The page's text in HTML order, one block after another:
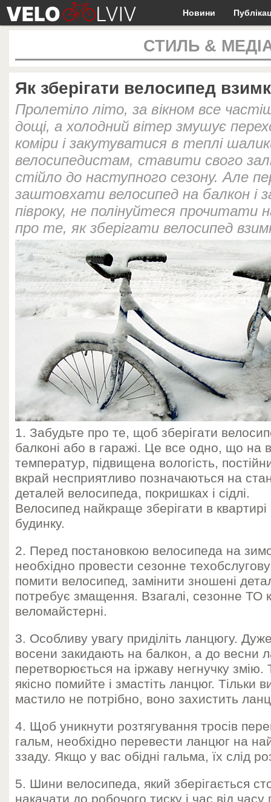
Новини
СТИЛЬ &
Як зберігати велосипед
Пролетіло літо, за вікном все
дощі, а холодний вітер змушує
коміри і закутуватися в теплі
велосипедистам, ставити свого
стійло до наступного сезону. Але
заштовхати велосипед на балкон і
півроку, не полінуйтеся прочитати
про те, як зберігати велосипед
1. Забудьте про те, щоб зберігати
балконі або в гаражі. Це все одно, що на
температур, підвищена вологість,
вкрай несприятливо позначаються на
деталей велосипеда, покришках і сідлі.
Велосипед найкраще зберігати в
будинку.
2. Перед постановкою велосипеда на
необхідно провести сезонне
помити велосипед, замінити зношені
потребує змащення. Взагалі, сезонне ТО
веломайстерні.
3. Особливу увагу приділіть ланцюгу.
восени закидають на балкон, а до весни
перетворюється на іржаву негнучку змію.
якісно помийте і змастіть ланцюг. Тільки
мастило не потрібно, воно захистить
4. Щоб уникнути розтягування тросів
гальм, необхідно перевести ланцюг на
ззаду. Якщо у вас обідні гальма, їх слід
5. Шини велосипеда, який зберігається
накачати до робочого тиску і час від часу